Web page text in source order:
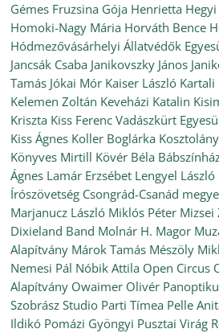
Gémes Fruzsina Gója Henrietta
Homoki-Nagy Mária Horváth Bence
Hódmezővásárhelyi Állatvédők
Jancsák Csaba Janikovszky János
Tamás Jókai Mór Kaiser László Kartali
Kelemen Zoltán Keveházi Katalin
Kriszta Kiss Ferenc Vadászkürt
Kiss Ágnes Koller Boglárka
Könyves Mirtill Kövér Béla
Ágnes Lamár Erzsébet Lengyel László
Írószövetség Csongrád-Csanád
Marjanucz László Miklós Péter Mizsei
Dixieland Band Molnár H. Magor
Alapítvány Márok Tamás Mészöly
Nemesi Pál Nóbik Attila Open Circus
Alapítvány Owaimer Olivér
Szobrász Studio Parti Tímea Pelle
Ildikó Pomázi Gyöngyi Pusztai Virág